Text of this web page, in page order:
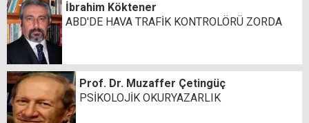
İbrahim Köktener
ABD'DE HAVA TRAFİK KONTROLÖRÜ ZORDA
Prof. Dr. Muzaffer Çetingüç
PSİKOLOJİK OKURYAZARLIK